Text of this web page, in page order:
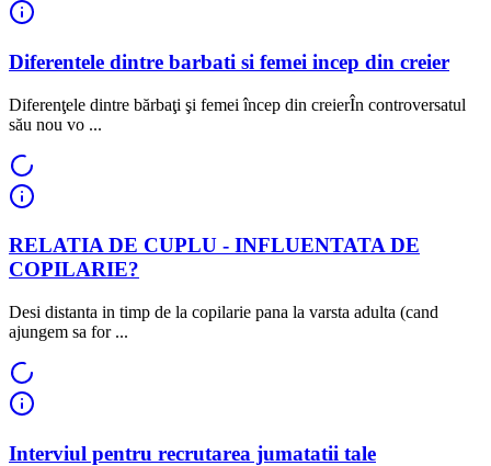
Diferentele dintre barbati si femei incep din creier
Diferenţele dintre bărbaţi şi femei încep din creierÎn controversatul
său nou vo ...
RELATIA DE CUPLU - INFLUENTATA DE
COPILARIE?
Desi distanta in timp de la copilarie pana la varsta adulta (cand
ajungem sa for ...
Interviul pentru recrutarea jumatatii tale